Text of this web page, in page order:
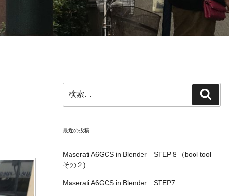
索:
索
最近の投稿
Maserati A6GCS in Blender STEP８（bool tool
その２)
Maserati A6GCS in Blender STEP7